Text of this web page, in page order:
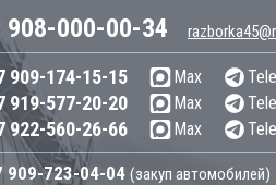
908-000-00-34
909-174-15-15 Max
919-577-20-20 Max
922-560-26-66 Max
909-723-04-04 (закуп автомобилей)